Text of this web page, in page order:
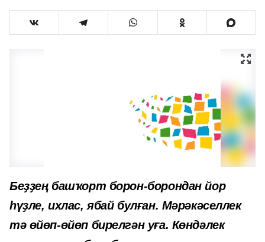
Беҙҙең башҡорт борон-борондан йор
һүҙле, ихлас, ябай булған. Мәрәкәселлек
тә өйөп-өйөп бирелгән уға. Көндәлек